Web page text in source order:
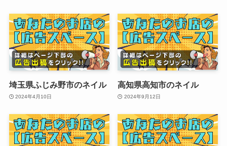
埼玉県ふじみ野市のネイル
2024年4月10日
高知県高知市のネイル
2024年9月12日